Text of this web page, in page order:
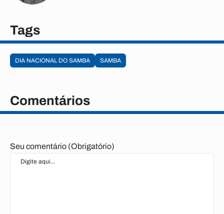
Tags
DIA NACIONAL DO SAMBA SAMBA
Comentários
Seu comentário (Obrigatório)